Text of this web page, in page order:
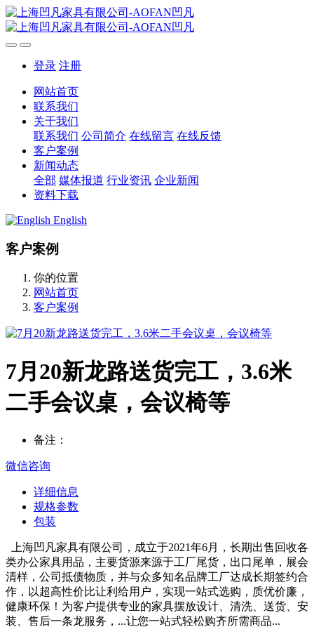
登录 注册
网站首页
联系我们
关于我们
联系我们 公司简介 在线留言 在线反馈
客户案例
新闻动态
全部 媒体报道 行业资讯 企业新闻
资料下载
English
客户案例
你的位置
网站首页
客户案例
7月20新龙路送货完工，3.6米
二手会议桌，会议椅等
备注：
微信咨询
详细信息
规格参数
包装
上海凹凡家具有限公司，成立于2021年6月，长期出售回收各
类办公家具用品，主要货源来源于工厂尾货，出口尾单，展会
清样，公司抵债物质，并与众多知名品牌工厂达成长期签约合
作，以超高性价比让利给用户，实现一站式选购，质优价廉，
健康环保！为客户提供专业的家具摆放设计、清洗、送货、安
装、售后一条龙服务，...让您一站式轻松购齐所需商品...